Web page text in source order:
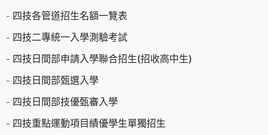
四技各管道招生名額一覽表
四技二專統一入學測驗考試
四技日間部申請入學聯合招生(招收高中生)
四技日間部甄選入學
四技日間部技優甄審入學
四技重點運動項目績優學生單獨招生